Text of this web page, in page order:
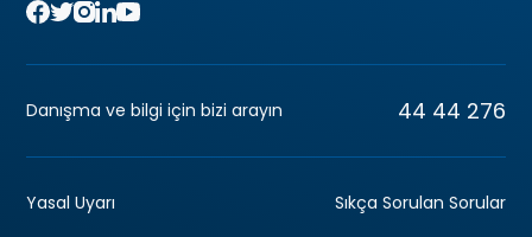
Danışma ve bilgi için bizi arayın 44 44 276
Yasal Uyarı Sıkça Sorulan Sorular